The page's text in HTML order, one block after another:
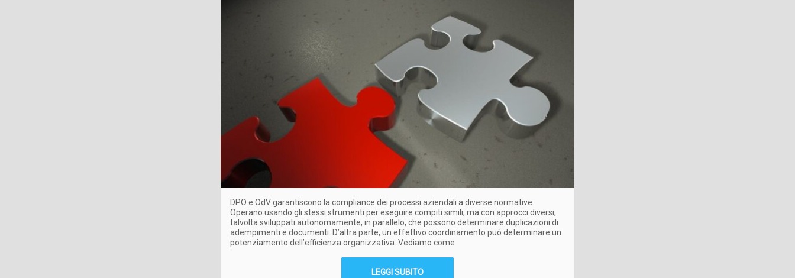
DPO e OdV garantiscono la compliance dei processi aziendali a diverse normative.
Operano usando gli stessi strumenti per eseguire compiti simili, ma con approcci diversi,
talvolta sviluppati autonomamente, in parallelo, che possono determinare duplicazioni di
adempimenti e documenti. D’altra parte, un effettivo coordinamento può determinare un
potenziamento dell’efficienza organizzativa. Vediamo come
LEGGI SUBITO